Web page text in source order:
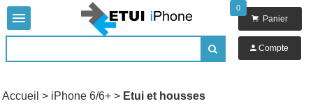


0
 Panier
 Compte
Accueil > iPhone 6/6+ > Etui et housses